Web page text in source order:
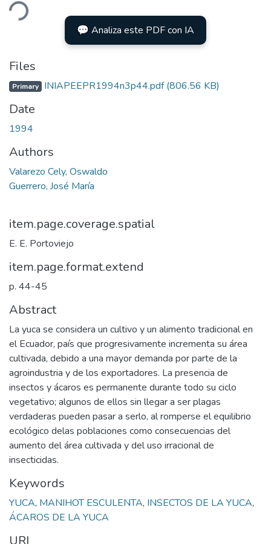
💬 Analiza este PDF con IA
Files
Primary INIAPEEPR1994n3p44.pdf(806.56 KB)
Date
1994
Authors
Valarezo Cely, Oswaldo
Guerrero, José María
item.page.coverage.spatial
E. E. Portoviejo
item.page.format.extend
p. 44-45
Abstract
La yuca se considera un cultivo y un alimento tradicional en
el Ecuador, país que progresivamente incrementa su área
cultivada, debido a una mayor demanda por parte de la
agroindustria y de los exportadores. La presencia de
insectos y ácaros es permanente durante todo su ciclo
vegetativo; algunos de ellos sin llegar a ser plagas
verdaderas pueden pasar a serlo, al romperse el equilibrio
ecológico delas poblaciones como consecuencias del
aumento del área cultivada y del uso irracional de
insecticidas.
Keywords
YUCA, MANIHOT ESCULENTA, INSECTOS DE LA YUCA,
ÁCAROS DE LA YUCA
URI